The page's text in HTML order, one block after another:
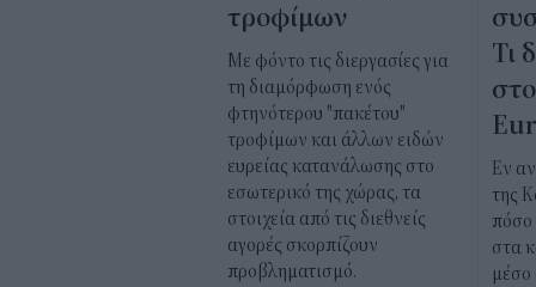
τροφίμων
Με φόντο τις διεργασίες για
τη διαμόρφωση ενός
φτηνότερου "πακέτου"
τροφίμων και άλλων ειδών
ευρείας κατανάλωσης στο
εσωτερικό της χώρας, τα
στοιχεία από τις διεθνείς
αγορές σκορπίζουν
προβληματισμό.
Τι
Εν
της
πόσο
στα
μέσο